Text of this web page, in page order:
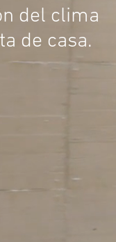
del clima
de casa.